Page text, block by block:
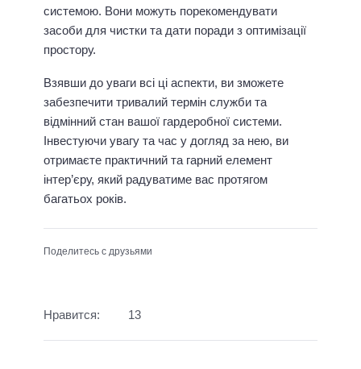
системою. Вони можуть порекомендувати
засоби для чистки та дати поради з оптимізації
простору.
Взявши до уваги всі ці аспекти, ви зможете
забезпечити тривалий термін служби та
відмінний стан вашої гардеробної системи.
Інвестуючи увагу та час у догляд за нею, ви
отримаєте практичний та гарний елемент
інтер’єру, який радуватиме вас протягом
багатьох років.
Поделитесь с друзьями
Нравится: 13